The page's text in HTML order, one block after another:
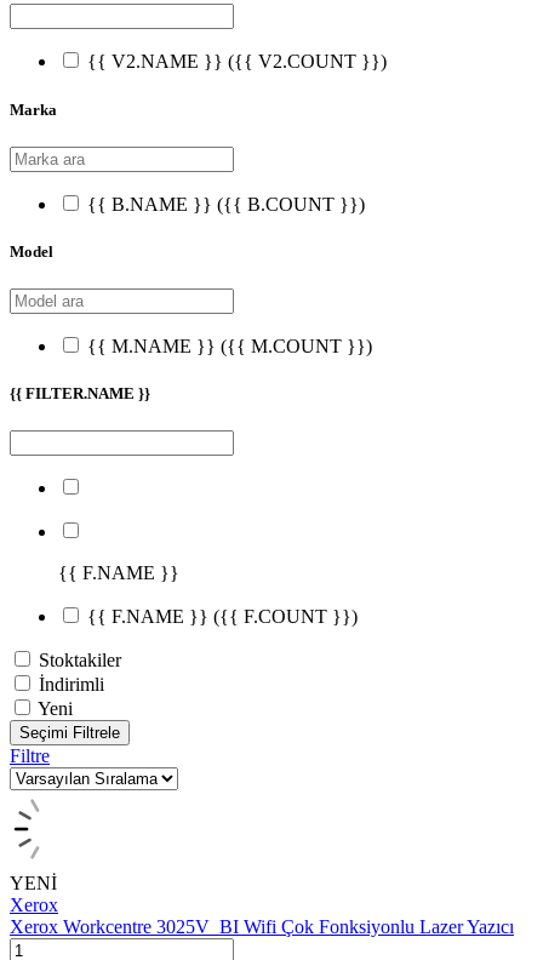
{{ V2.NAME }} ({{ V2.COUNT }})
Marka
{{ B.NAME }} ({{ B.COUNT }})
Model
{{ M.NAME }} ({{ M.COUNT }})
{{ FILTER.NAME }}
{{ F.NAME }}
{{ F.NAME }} ({{ F.COUNT }})
Stoktakiler
İndirimli
Yeni
Seçimi Filtrele
Filtre
YENİ
Xerox
Xerox Workcentre 3025V_BI Wifi Çok Fonksiyonlu Lazer Yazıcı